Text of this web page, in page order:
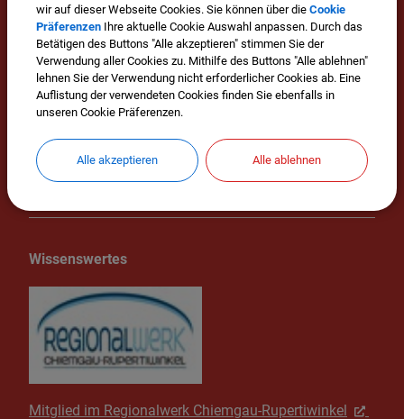
Mehr entdecken
Veranstaltungen
Impressum
Datenschutz
Wissenswertes
Mitglied im Regionalwerk Chiemgau-Rupertiwinkel
wir auf dieser Webseite Cookies. Sie können über die Cookie
Präferenzen Ihre aktuelle Cookie Auswahl anpassen. Durch das
Betätigen des Buttons "Alle akzeptieren" stimmen Sie der
Verwendung aller Cookies zu. Mithilfe des Buttons "Alle ablehnen"
lehnen Sie der Verwendung nicht erforderlicher Cookies ab. Eine
Auflistung der verwendeten Cookies finden Sie ebenfalls in
unseren Cookie Präferenzen.
Alle akzeptieren Alle ablehnen